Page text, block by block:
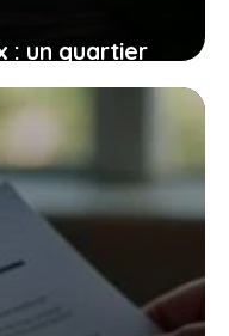
: un quartier
atouts et